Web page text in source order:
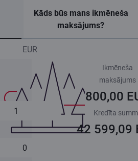
Kāds būs mans ikmēneša
maksājums?
Ikmēneša
maksājums
800,00
Kredīta
42 599,09